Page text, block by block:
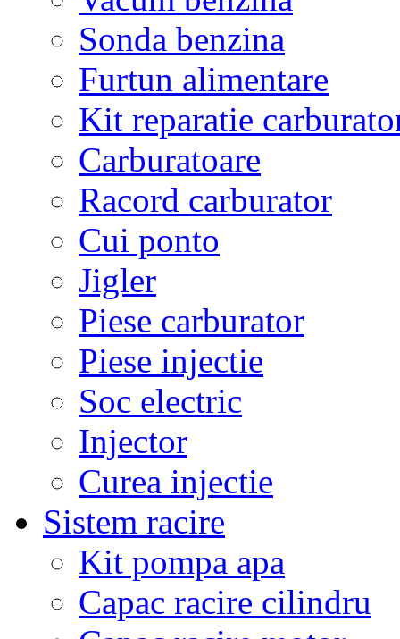
Sonda benzina
Furtun alimentare
Kit reparatie
Carburatoare
Racord carburator
Cui ponto
Jigler
Piese carburator
Piese injectie
Soc electric
Injector
Curea injectie
Sistem racire
Kit pompa apa
Capac racire cilindru